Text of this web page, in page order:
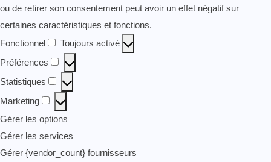
ou de retirer son consentement peut avoir un effet négatif sur
certaines caractéristiques et fonctions.
Fonctionnel
Fonctionnel
Toujours activé
Préférences
Préférences
Statistiques
Statistiques
Marketing
Marketing
Gérer les options
Gérer les services
Gérer {vendor_count} fournisseurs